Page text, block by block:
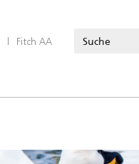
| Fitch AA